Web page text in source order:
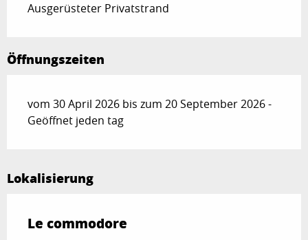
Ausgerüsteter Privatstrand
Öffnungszeiten
vom 30 April 2026 bis zum 20 September 2026 -
Geöffnet jeden tag
Lokalisierung
Le commodore